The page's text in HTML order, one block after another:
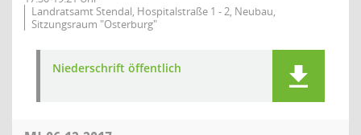
Landratsamt Stendal, Hospitalstraße 1 - 2, Neubau,
Sitzungsraum "Osterburg"
Niederschrift öffentlich